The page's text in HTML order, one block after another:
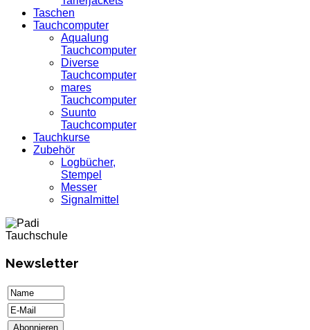
Taschen
Tauchcomputer
Aqualung
Tauchcomputer
Diverse
Tauchcomputer
mares
Tauchcomputer
Suunto
Tauchcomputer
Tauchkurse
Zubehör
Logbücher,
Stempel
Messer
Signalmittel
Newsletter